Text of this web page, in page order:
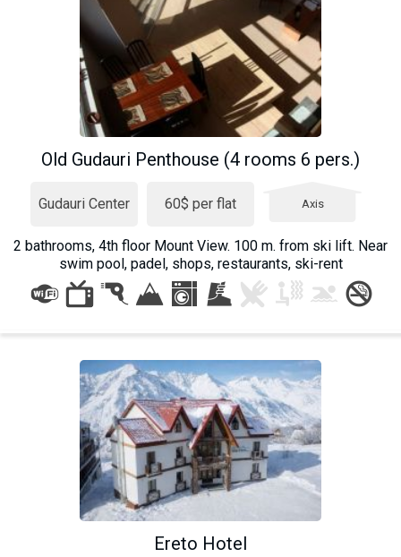
Old Gudauri Penthouse (4 rooms 6 pers.)
Gudauri Center 60$ per flat Axis
2 bathrooms, 4th floor Mount View. 100 m. from ski lift. Near
swim pool, padel, shops, restaurants, ski-rent
Ereto Hotel